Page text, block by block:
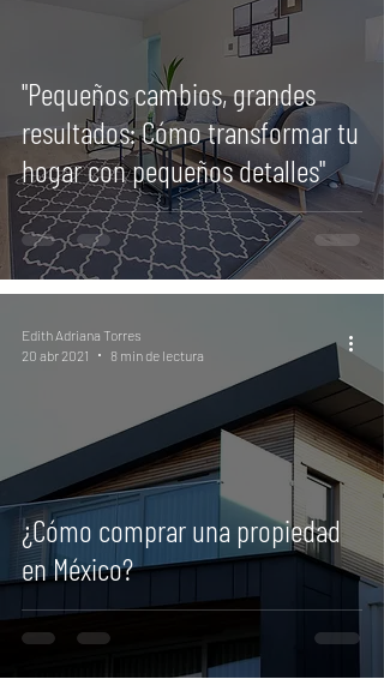
"Pequeños cambios, grandes
resultados: Cómo transformar tu
hogar con pequeños detalles"
¿Cómo comprar una propiedad
en México?
Edith Adriana Torres
20 abr 2021
8 min de lectura